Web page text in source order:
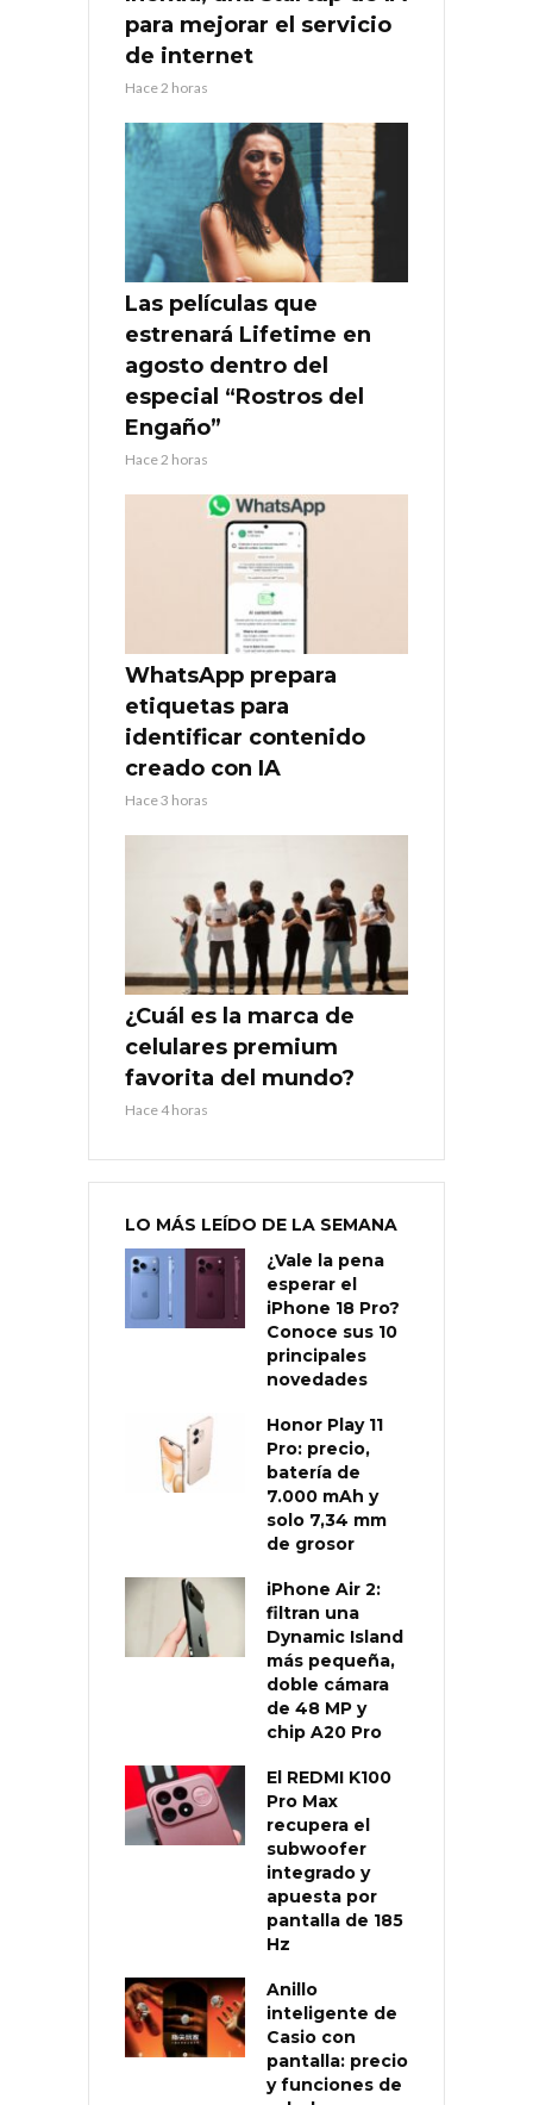
para mejorar el servicio
de internet
Hace 2 horas
Las películas que
estrenará Lifetime en
agosto dentro del
especial “Rostros del
Engaño”
Hace 2 horas
WhatsApp prepara
etiquetas para
identificar contenido
creado con IA
Hace 3 horas
¿Cuál es la marca de
celulares premium
favorita del mundo?
Hace 4 horas
LO MÁS LEÍDO DE LA SEMANA
¿Vale la pena
esperar el
iPhone 18 Pro?
Conoce sus 10
principales
novedades
Honor Play 11
Pro: precio,
batería de
7.000 mAh y
solo 7,34 mm
de grosor
iPhone Air 2:
filtran una
Dynamic Island
más pequeña,
doble cámara
de 48 MP y
chip A20 Pro
El REDMI K100
Pro Max
recupera el
subwoofer
integrado y
apuesta por
pantalla de 185
Hz
Anillo
inteligente de
Casio con
pantalla: precio
y funciones de